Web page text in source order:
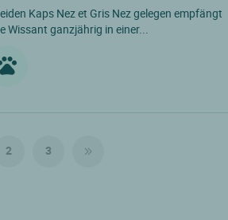
Kaps Nez et Gris Nez gelegen empfängt
Wissant ganzjährig in einer...
2 3